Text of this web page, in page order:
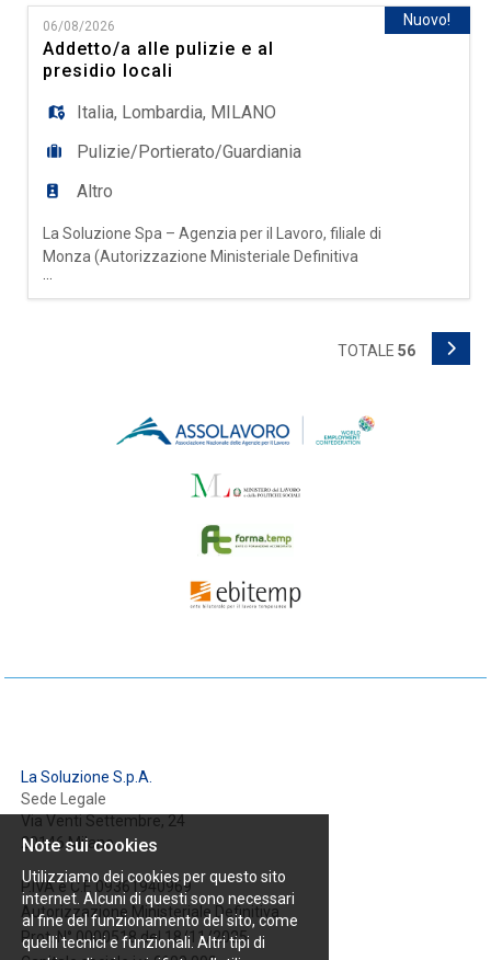
operations e customer service la seguente
figura: HELP DESK SPECIALIST – LINGUA
TEDESCA Per ampliamento dei team Help Desk,
ricerchiamo risorse madrelingua o fluenti
06/08/2026
Addetto/a alle pulizie e al
presidio locali
Italia, Lombardia, MILANO
Pulizie/Portierato/Guardiania
Altro
La Soluzione Spa – Agenzia per il Lavoro, filiale di
Monza (Autorizzazione Ministeriale Definitiva
Prot. n. 0000518 del 18/11/2025), selezione per
importanti realtà situate nel centro di Milano,
presidio e alla pulizia da inserire all'interno di
Nuovo!
TOTALE 56
La Soluzione S.p.A.
Sede Legale
Via Venti Settembre, 24
20146 Milano
P.IVA e C.F. 09361940969
Autorizzazione Ministeriale Definitiva
Prot. N° 0000518 del 18/11/2025
Note sui cookies
Utilizziamo dei cookies per questo sito
internet. Alcuni di questi sono necessari
al fine del funzionamento del sito, come
quelli tecnici e funzionali. Altri tipi di